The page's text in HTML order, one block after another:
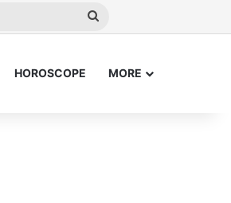
HOROSCOPE MORE